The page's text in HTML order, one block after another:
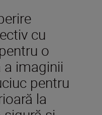
cu
o
imaginii
pentru
la